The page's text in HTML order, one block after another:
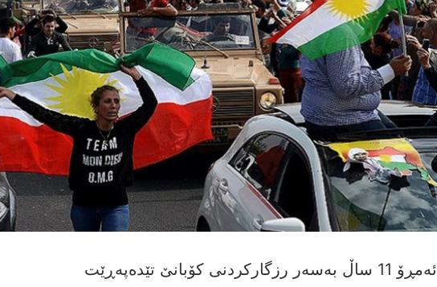
ئەمڕۆ 11 ساڵ بەسەر رزگارکردنی کۆبانێ تێدەپەڕێت